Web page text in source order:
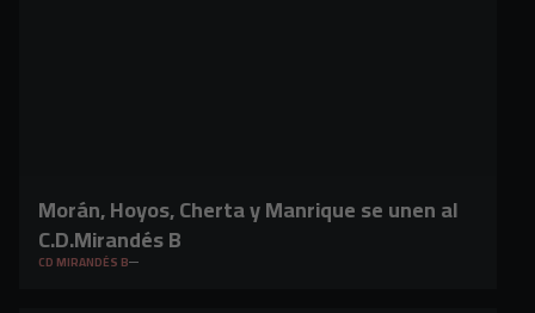
Morán, Hoyos, Cherta y Manrique se unen al
C.D.Mirandés B
CD MIRANDÉS B